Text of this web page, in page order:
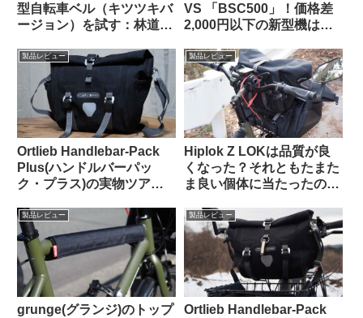
型自転車ベル（キツツキバ
ージョン）を試す：林道サ
リ出会わないために…
VS 「BSC500」！価格差
2,000円以下の新型機は、
るの？
製品レビュー
Ortlieb Handlebar-Pack
Plus(ハンドルバーパッ
ク・プラス)の実物ツア
みよう
製品レビュー
Hiplok Z LOKは品質が良
くなった？それともたまた
ま良い個体に当たったの
製品レビュー
grunge(グランジ)のトップ
製品レビュー
Ortlieb Handlebar-Pack